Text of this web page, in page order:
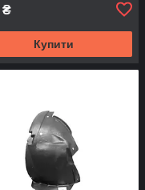
₴
Купити